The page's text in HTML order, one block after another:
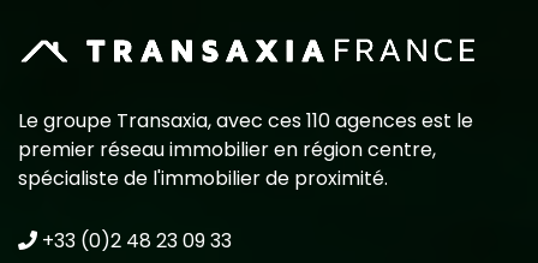
Le groupe Transaxia, avec ces 110 agences est le
premier réseau immobilier en région centre,
spécialiste de l'immobilier de proximité.
+33 (0)2 48 23 09 33